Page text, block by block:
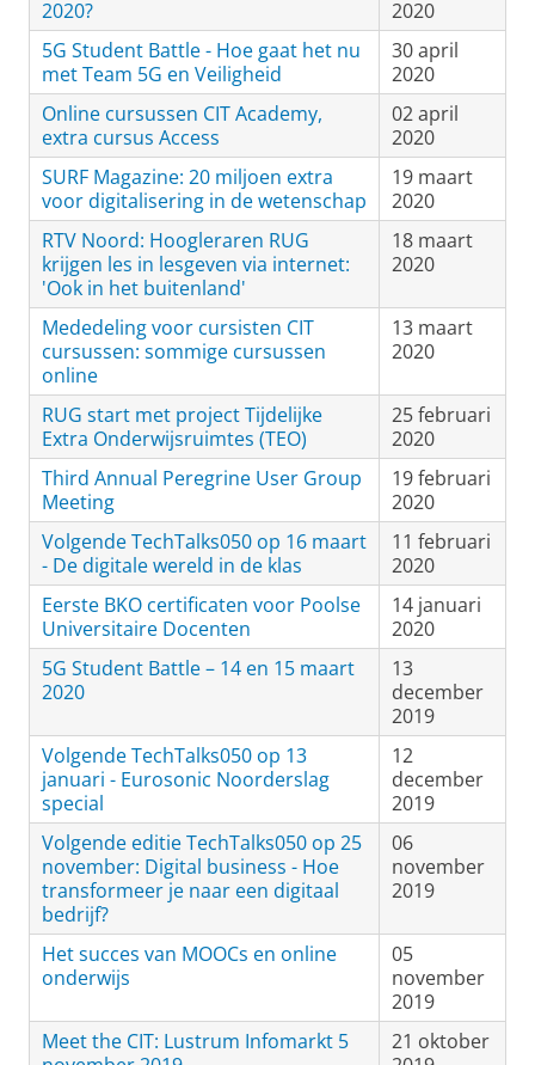
2020?
2020
5G Student Battle - Hoe gaat het nu
met Team 5G en Veiligheid
30 april
2020
Online cursussen CIT Academy,
extra cursus Access
02 april
2020
SURF Magazine: 20 miljoen extra
voor digitalisering in de wetenschap
19 maart
2020
RTV Noord: Hoogleraren RUG
krijgen les in lesgeven via internet:
'Ook in het buitenland'
18 maart
2020
Mededeling voor cursisten CIT
cursussen: sommige cursussen
online
13 maart
2020
RUG start met project Tijdelijke
Extra Onderwijsruimtes (TEO)
25 februari
2020
Third Annual Peregrine User Group
Meeting
19 februari
2020
Volgende TechTalks050 op 16 maart
- De digitale wereld in de klas
11 februari
2020
Eerste BKO certificaten voor Poolse
Universitaire Docenten
14 januari
2020
5G Student Battle – 14 en 15 maart
2020
13
december
2019
Volgende TechTalks050 op 13
januari - Eurosonic Noorderslag
special
12
december
2019
Volgende editie TechTalks050 op 25
november: Digital business - Hoe
transformeer je naar een digitaal
bedrijf?
06
november
2019
Het succes van MOOCs en online
onderwijs
05
november
2019
Meet the CIT: Lustrum Infomarkt 5
21 oktober